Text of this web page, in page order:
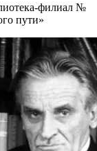
филиал №
пути»